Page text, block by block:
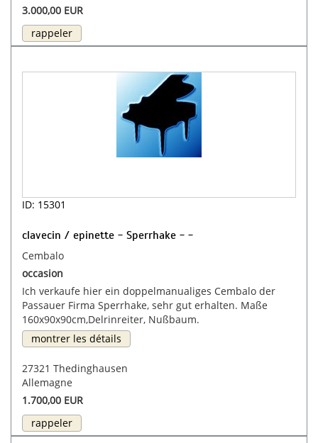
3.000,00 EUR
rappeler
ID: 15301
clavecin / epinette - Sperrhake - -
Cembalo
occasion
Ich verkaufe hier ein doppelmanualiges Cembalo der
Passauer Firma Sperrhake, sehr gut erhalten. Maße
160x90x90cm,Delrinreiter, Nußbaum.
montrer les détails
27321 Thedinghausen
Allemagne
1.700,00 EUR
rappeler